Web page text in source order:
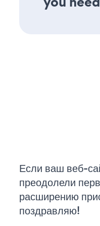
Если ваш веб-
преодолели
расширению
поздравляю!